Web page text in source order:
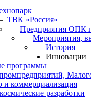
ТВК «Россия»
— Предприятия ОПК
— Мероприятия,
— История
Инновации
программы
и коммерциализация
разработки